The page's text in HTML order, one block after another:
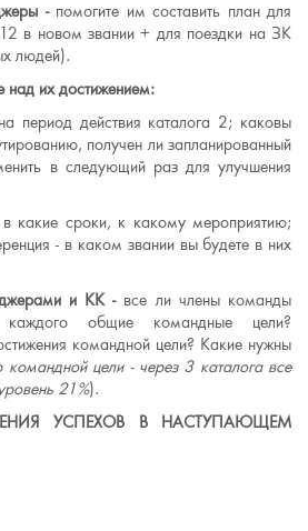
- помогите им составить план для
в новом звании + для поездки на ЗК
людей).
над их достижением:
на период действия каталога 2; каковы
получен ли запланированный
в следующий раз для улучшения
какие сроки, к какому мероприятию;
- в каком звании вы будете в них
и КК - все ли члены команды
общие командные цели?
командной цели? Какие нужны
командной цели - через 3 каталога все
21%).
УСПЕХОВ В НАСТУПАЮЩЕМ